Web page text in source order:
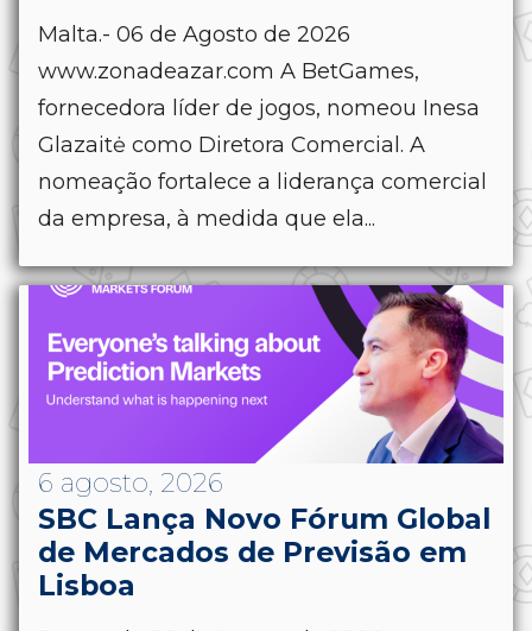
Malta.- 06 de Agosto de 2026
www.zonadeazar.com A BetGames,
fornecedora líder de jogos, nomeou Inesa
Glazaitė como Diretora Comercial. A
nomeação fortalece a liderança comercial
da empresa, à medida que ela...
6 agosto, 2026
SBC Lança Novo Fórum Global
de Mercados de Previsão em
Lisboa